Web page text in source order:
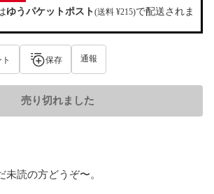
ゆうパケットポスト(送料 ¥215)で配送されま
保存 通報
売り切れました
読の方どうぞ〜。